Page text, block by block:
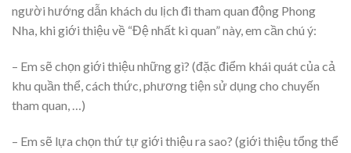
người hướng dẫn khách du lịch đi tham quan động Phong
Nha, khi giới thiệu về “Đệ nhất kì quan” này, em cần chú ý:
– Em sẽ chọn giới thiệu những gì? (đặc điểm khái quát của cả
khu quần thể, cách thức, phương tiện sử dụng cho chuyến
tham quan, …)
– Em sẽ lựa chọn thứ tự giới thiệu ra sao? (giới thiệu tổng thể